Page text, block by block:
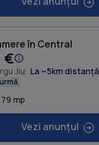
în Central
€
Jiu La ~5km distanță
79 mp
Vezi anunțul